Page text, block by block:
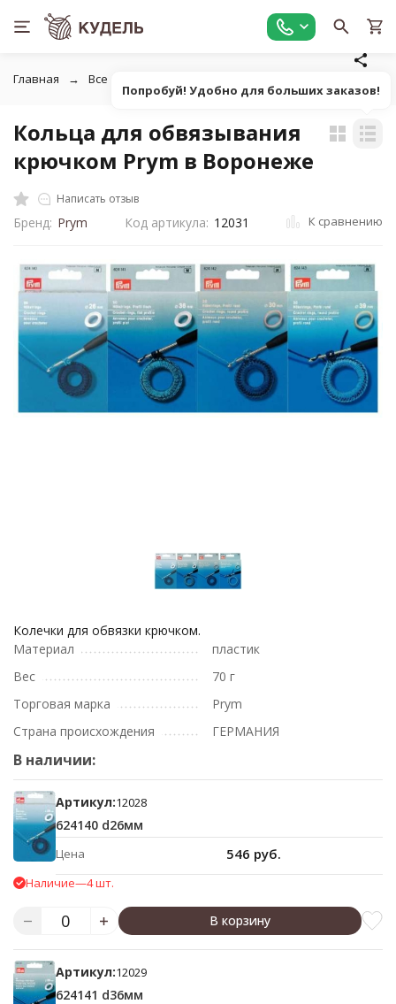
Главная Все для вязания
Кольца для обвязывания
крючком Prym в Воронеже
Написать отзыв
Бренд: Prym Код артикула: 12031 К сравнению
Колечки для обвязки крючком.
Материал
пластик
Вес
70 г
Торговая марка
Prym
Страна происхождения
ГЕРМАНИЯ
В наличии:
Артикул:12028
624140 d26мм
Цена 546 руб.
Наличие—4 шт.
В корзину
Артикул:12029
624141 d36мм
Попробуй! Удобно для больших заказов!